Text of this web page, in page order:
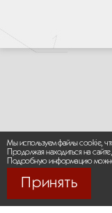
Мы используем файлы cookie,
Продолжая находиться на
Подробную информацию
Принять